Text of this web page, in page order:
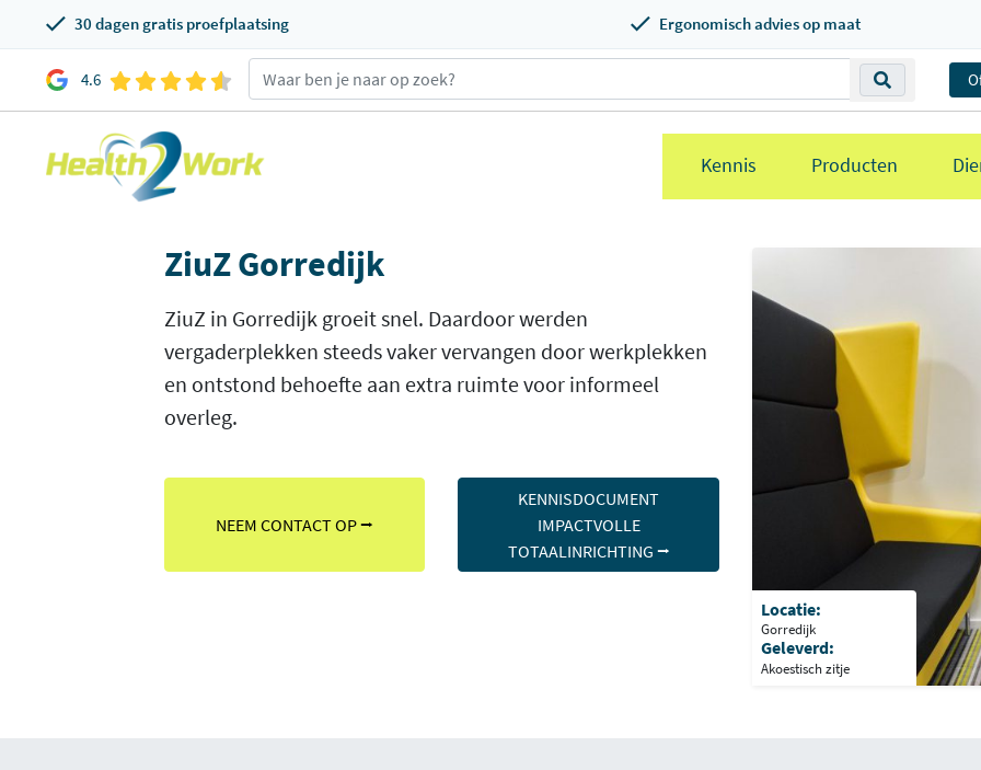
30 dagen gratis proefplaatsing Ergonomisch advies op maat
4.6
Kennis Producten
ZiuZ Gorredijk
ZiuZ in Gorredijk groeit snel. Daardoor werden
vergaderplekken steeds vaker vervangen door werkplekken
en ontstond behoefte aan extra ruimte voor informeel
overleg.
NEEM CONTACT OP ⭢
KENNISDOCUMENT
IMPACTVOLLE
TOTAALINRICHTING ⭢
Locatie:
Gorredijk
Geleverd:
Akoestisch zitje